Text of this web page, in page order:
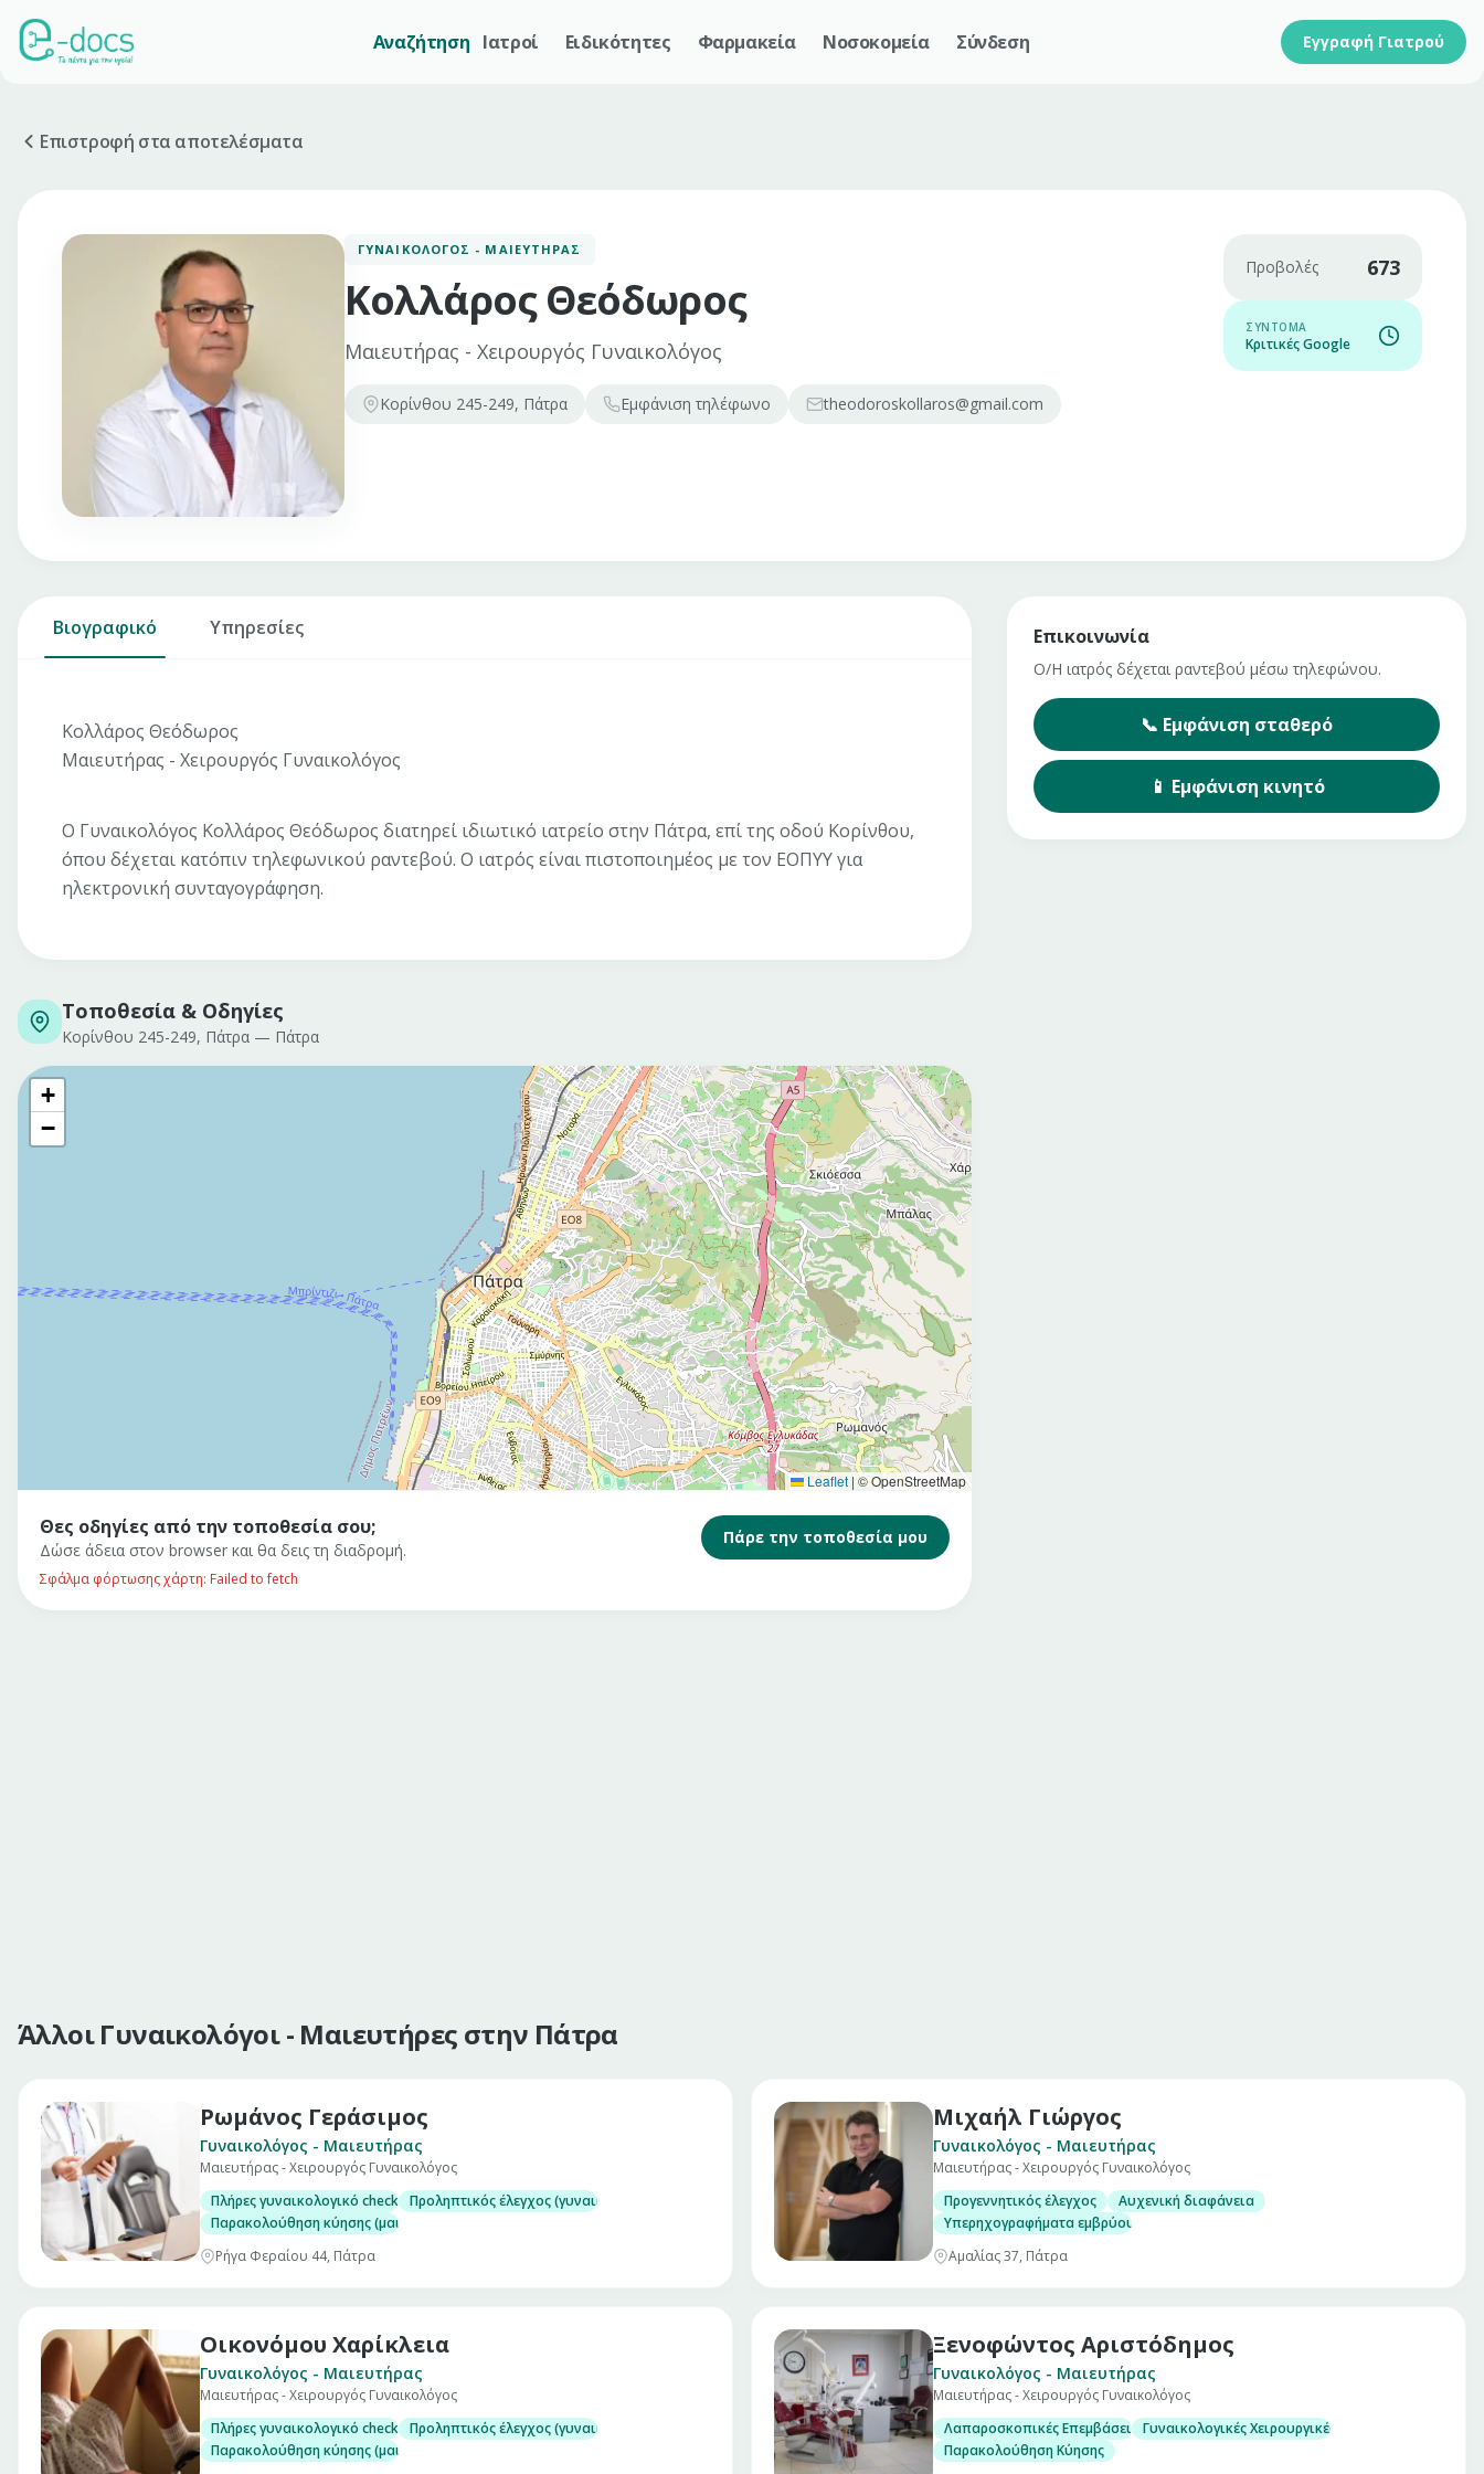
Αναζήτηση Ιατροί Ειδικότητες Φαρμακεία Νοσοκομεία Σύνδεση Εγγραφή Γιατρού
Επιστροφή στα αποτελέσματα
ΓΥΝΑΙΚΟΛΌΓΟΣ - ΜΑΙΕΥΤΉΡΑΣ
Κολλάρος Θεόδωρος
Μαιευτήρας - Χειρουργός Γυναικολόγος
Κορίνθου 245-249, Πάτρα Εμφάνιση τηλέφωνο theodoroskollaros@gmail.com
Προβολές 673
ΣΎΝΤΟΜΑ
Κριτικές Google
Βιογραφικό Υπηρεσίες
Κολλάρος Θεόδωρος
Μαιευτήρας - Χειρουργός Γυναικολόγος
Ο Γυναικολόγος Κολλάρος Θεόδωρος διατηρεί ιδιωτικό ιατρείο στην Πάτρα, επί της οδού Κορίνθου,
όπου δέχεται κατόπιν τηλεφωνικού ραντεβού. Ο ιατρός είναι πιστοποιημέος με τον ΕΟΠΥΥ για
ηλεκτρονική συνταγογράφηση.
Τοποθεσία & Οδηγίες
Κορίνθου 245-249, Πάτρα — Πάτρα
+
−
Leaflet | © OpenStreetMap
Θες οδηγίες από την τοποθεσία σου;
Δώσε άδεια στον browser και θα δεις τη διαδρομή.
Πάρε την τοποθεσία μου
Σφάλμα φόρτωσης χάρτη: Failed to fetch
Επικοινωνία
Ο/Η ιατρός δέχεται ραντεβού μέσω τηλεφώνου.
📞 Εμφάνιση σταθερό
📱 Εμφάνιση κινητό
Άλλοι Γυναικολόγοι - Μαιευτήρες στην Πάτρα
Ρωμάνος Γεράσιμος
Γυναικολόγος - Μαιευτήρας
Μαιευτήρας - Χειρουργός Γυναικολόγος
Πλήρες γυναικολογικό check up (επίσκεψη)Προληπτικός έλεγχος (γυναικολογικός υπέρηχος – τεστ Παπ)
Παρακολούθηση κύησης (μαιευτικός υπέρηχος)
Ρήγα Φεραίου 44, Πάτρα
Μιχαήλ Γιώργος
Γυναικολόγος - Μαιευτήρας
Μαιευτήρας - Χειρουργός Γυναικολόγος
Προγεννητικός έλεγχος
Αυχενική διαφάνεια
Υπερηχογραφήματα εμβρύου
Αμαλίας 37, Πάτρα
Οικονόμου Χαρίκλεια
Γυναικολόγος - Μαιευτήρας
Μαιευτήρας - Χειρουργός Γυναικολόγος
Πλήρες γυναικολογικό check up (επίσκεψη)Προληπτικός έλεγχος (γυναικολογικός υπέρηχος – τεστ Παπ)
Παρακολούθηση κύησης (μαιευτικός υπέρηχος)
Ξενοφώντος Αριστόδημος
Γυναικολόγος - Μαιευτήρας
Μαιευτήρας - Χειρουργός Γυναικολόγος
Λαπαροσκοπικές Επεμβάσεις Γυναικολογικές Χειρουργικές Επεμβάσεις
Παρακολούθηση Κύησης